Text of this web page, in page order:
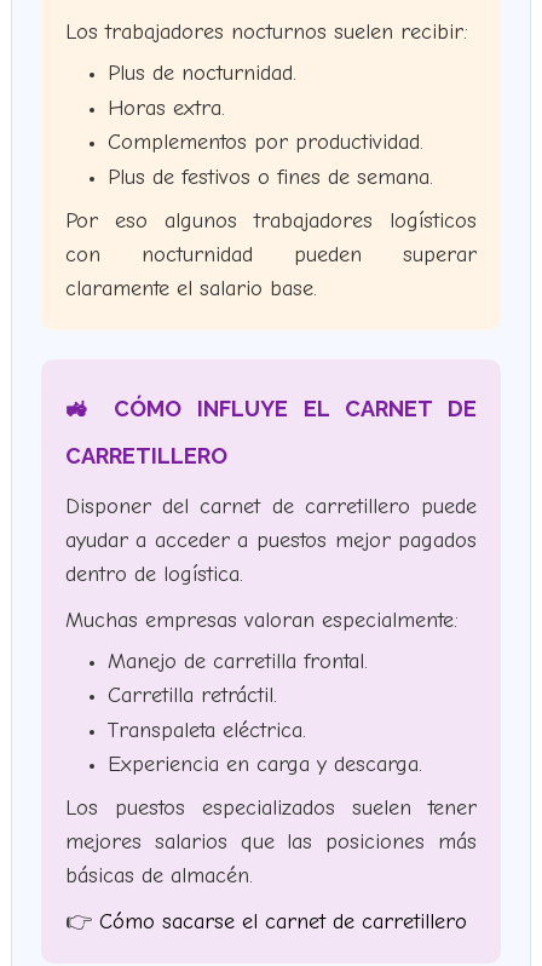
Los trabajadores nocturnos suelen recibir:
Plus de nocturnidad.
Horas extra.
Complementos por productividad.
Plus de festivos o fines de semana.
Por eso algunos trabajadores logísticos
con nocturnidad pueden superar
claramente el salario base.
🚜 CÓMO INFLUYE EL CARNET DE
CARRETILLERO
Disponer del carnet de carretillero puede
ayudar a acceder a puestos mejor pagados
dentro de logística.
Muchas empresas valoran especialmente:
Manejo de carretilla frontal.
Carretilla retráctil.
Transpaleta eléctrica.
Experiencia en carga y descarga.
Los puestos especializados suelen tener
mejores salarios que las posiciones más
básicas de almacén.
👉 Cómo sacarse el carnet de carretillero